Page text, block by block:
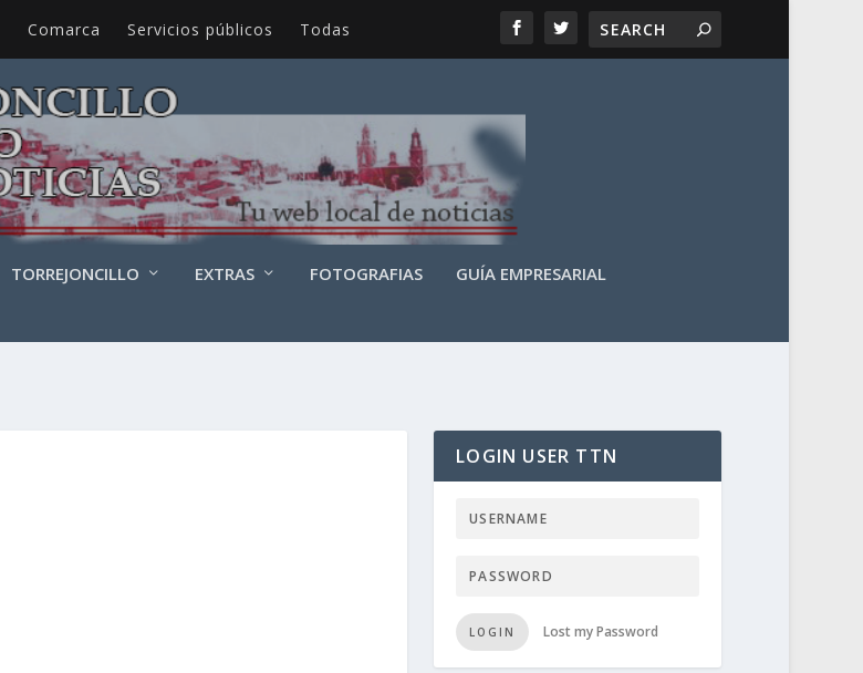
Comarca Servicios públicos Todas
TORREJONCILLO EXTRAS FOTOGRAFIAS GUÍA EMPRESARIAL
LOGIN USER TTN
LOGIN Lost my Password